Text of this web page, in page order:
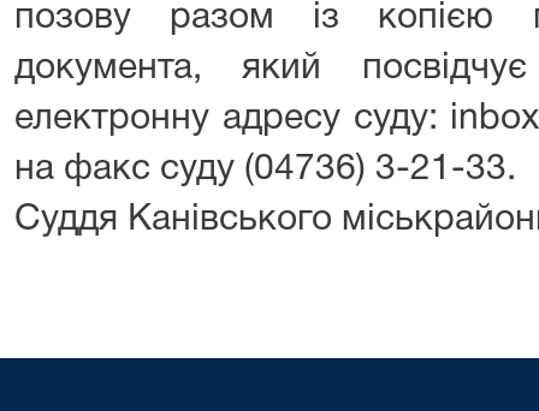
позову разом із копією
документа, який
електронну адресу суду:
на факс суду (04736) 3-21-33.
Суддя Канівського